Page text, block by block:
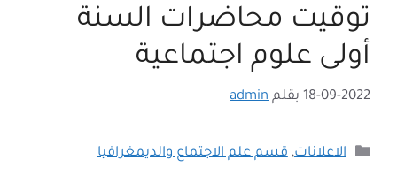
توقيت محاضرات السنة
أولى علوم اجتماعية
18-09-2022 بقلم admin
التصنيفات
الاعلانات,قسم علم الاجتماع والديمغرافيا